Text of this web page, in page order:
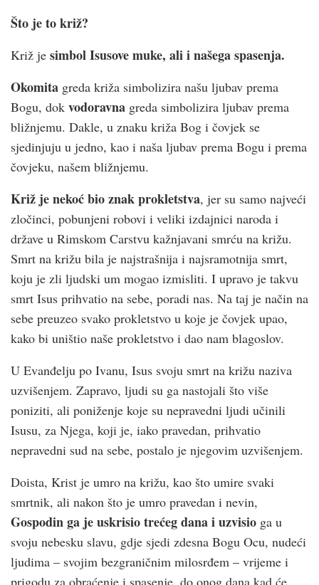
Što je to križ?
Križ je simbol Isusove muke, ali i našega spasenja.
Okomita greda križa simbolizira našu ljubav prema
Bogu, dok vodoravna greda simbolizira ljubav prema
bližnjemu. Dakle, u znaku križa Bog i čovjek se
sjedinjuju u jedno, kao i naša ljubav prema Bogu i prema
čovjeku, našem bližnjemu.
Križ je nekoć bio znak prokletstva, jer su samo najveći
zločinci, pobunjeni robovi i veliki izdajnici naroda i
države u Rimskom Carstvu kažnjavani smrću na križu.
Smrt na križu bila je najstrašnija i najsramotnija smrt,
koju je zli ljudski um mogao izmisliti. I upravo je takvu
smrt Isus prihvatio na sebe, poradi nas. Na taj je način na
sebe preuzeo svako prokletstvo u koje je čovjek upao,
kako bi uništio naše prokletstvo i dao nam blagoslov.
U Evanđelju po Ivanu, Isus svoju smrt na križu naziva
uzvišenjem. Zapravo, ljudi su ga nastojali što više
poniziti, ali poniženje koje su nepravedni ljudi učinili
Isusu, za Njega, koji je, iako pravedan, prihvatio
nepravedni sud na sebe, postalo je njegovim uzvišenjem.
Doista, Krist je umro na križu, kao što umire svaki
smrtnik, ali nakon što je umro pravedan i nevin,
Gospodin ga je uskrisio trećeg dana i uzvisio ga u
svoju nebesku slavu, gdje sjedi zdesna Bogu Ocu, nudeći
ljudima – svojim bezgraničnim milosrđem – vrijeme i
prigodu za obraćenje i spasenje, do onog dana kad će